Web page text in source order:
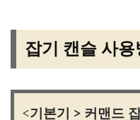
잡기 캔슬 사용
<기본기 > 커맨드